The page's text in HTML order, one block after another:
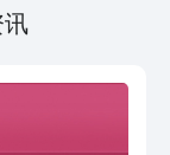
和小编一起来